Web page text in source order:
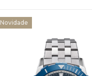
Novidade